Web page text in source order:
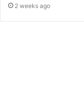
2 weeks ago